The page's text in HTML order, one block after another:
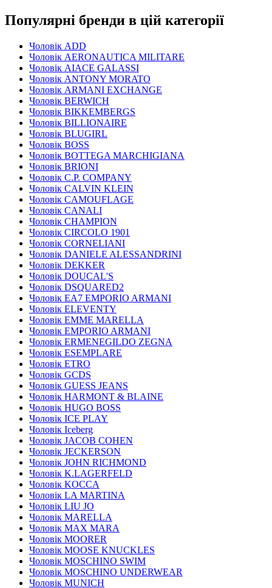
Популярні бренди в цій категорії
Чоловік ADD
Чоловік AERONAUTICA MILITARE
Чоловік AIACE GALASSI
Чоловік ANTONY MORATO
Чоловік ARMANI EXCHANGE
Чоловік BERWICH
Чоловік BIKKEMBERGS
Чоловік BILLIONAIRE
Чоловік BLUGIRL
Чоловік BOSS
Чоловік BOTTEGA MARCHIGIANA
Чоловік BRIONI
Чоловік C.P. COMPANY
Чоловік CALVIN KLEIN
Чоловік CAMOUFLAGE
Чоловік CANALI
Чоловік CHAMPION
Чоловік CIRCOLO 1901
Чоловік CORNELIANI
Чоловік DANIELE ALESSANDRINI
Чоловік DEKKER
Чоловік DOUCAL'S
Чоловік DSQUARED2
Чоловік EA7 EMPORIO ARMANI
Чоловік ELEVENTY
Чоловік EMME MARELLA
Чоловік EMPORIO ARMANI
Чоловік ERMENEGILDO ZEGNA
Чоловік ESEMPLARE
Чоловік ETRO
Чоловік GCDS
Чоловік GUESS JEANS
Чоловік HARMONT & BLAINE
Чоловік HUGO BOSS
Чоловік ICE PLAY
Чоловік Iceberg
Чоловік JACOB COHEN
Чоловік JECKERSON
Чоловік JOHN RICHMOND
Чоловік K.LAGERFELD
Чоловік KOCCA
Чоловік LA MARTINA
Чоловік LIU JO
Чоловік MARELLA
Чоловік MAX MARA
Чоловік MOORER
Чоловік MOOSE KNUCKLES
Чоловік MOSCHINO SWIM
Чоловік MOSCHINO UNDERWEAR
Чоловік MUNICH